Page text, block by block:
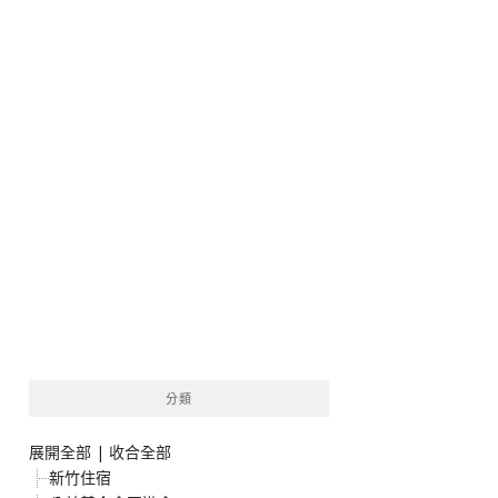
分類
展開全部 | 收合全部
新竹住宿